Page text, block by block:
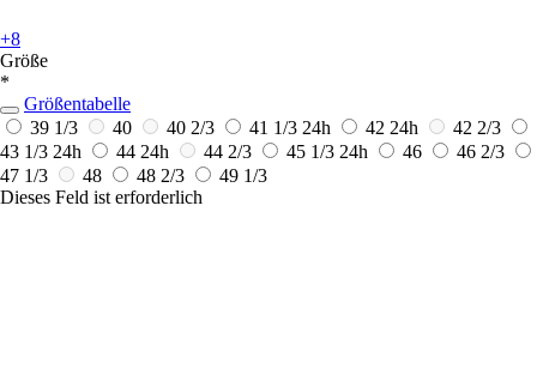
+8
Größe
*
Größentabelle
39 1/3
40 40 2/3 41 1/3 24h 42 24h
42 2/3
43 1/3 24h 44 24h 44 2/3 45 1/3 24h 46
46 2/3
47 1/3
48 48 2/3
49 1/3
Dieses Feld ist erforderlich